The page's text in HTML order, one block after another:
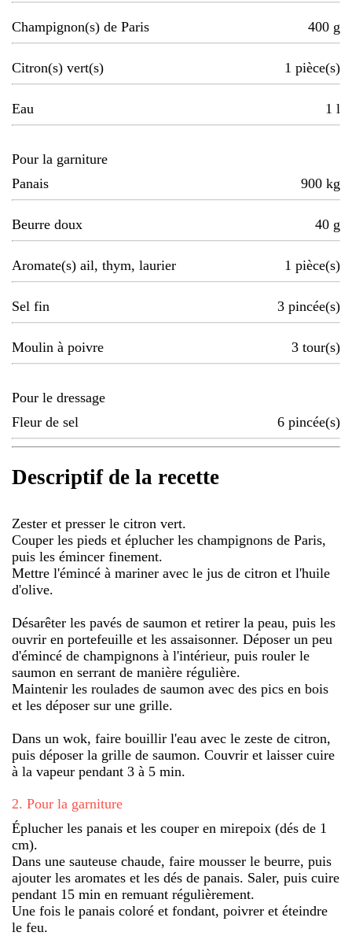
Champignon(s) de Paris 400 g
Citron(s) vert(s) 1 pièce(s)
Eau 1 l
Pour la garniture
Panais
900 kg
Beurre doux 40 g
Aromate(s) ail, thym, laurier 1 pièce(s)
Sel fin 3 pincée(s)
Moulin à poivre 3 tour(s)
Pour le dressage
Fleur de sel
6 pincée(s)
Descriptif de la recette
Zester et presser le citron vert.
Couper les pieds et éplucher les champignons de Paris,
puis les émincer finement.
Mettre l'émincé à mariner avec le jus de citron et l'huile
d'olive.
Désarêter les pavés de saumon et retirer la peau, puis les
ouvrir en portefeuille et les assaisonner. Déposer un peu
d'émincé de champignons à l'intérieur, puis rouler le
saumon en serrant de manière régulière.
Maintenir les roulades de saumon avec des pics en bois
et les déposer sur une grille.
Dans un wok, faire bouillir l'eau avec le zeste de citron,
puis déposer la grille de saumon. Couvrir et laisser cuire
à la vapeur pendant 3 à 5 min.
2. Pour la garniture
Éplucher les panais et les couper en mirepoix (dés de 1
cm).
Dans une sauteuse chaude, faire mousser le beurre, puis
ajouter les aromates et les dés de panais. Saler, puis cuire
pendant 15 min en remuant régulièrement.
Une fois le panais coloré et fondant, poivrer et éteindre
le feu.